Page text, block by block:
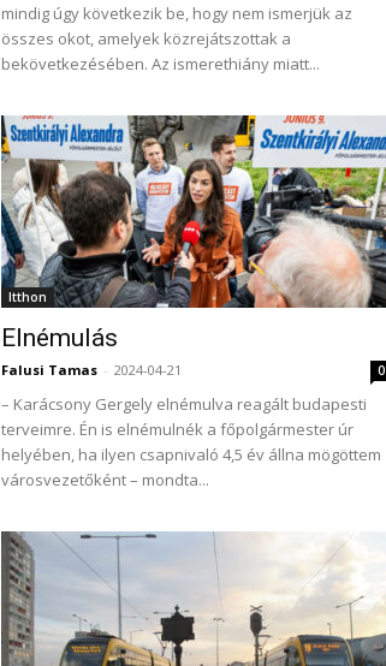
mindig úgy következik be, hogy nem ismerjük az
összes okot, amelyek közrejátszottak a
bekövetkezésében. Az ismerethiány miatt...
Itthon
Elnémulás
Falusi Tamas - 2024-04-21 0
– Karácsony Gergely elnémulva reagált budapesti
terveimre. Én is elnémulnék a főpolgármester úr
helyében, ha ilyen csapnivaló 4,5 év állna mögöttem
városvezetőként – mondta...